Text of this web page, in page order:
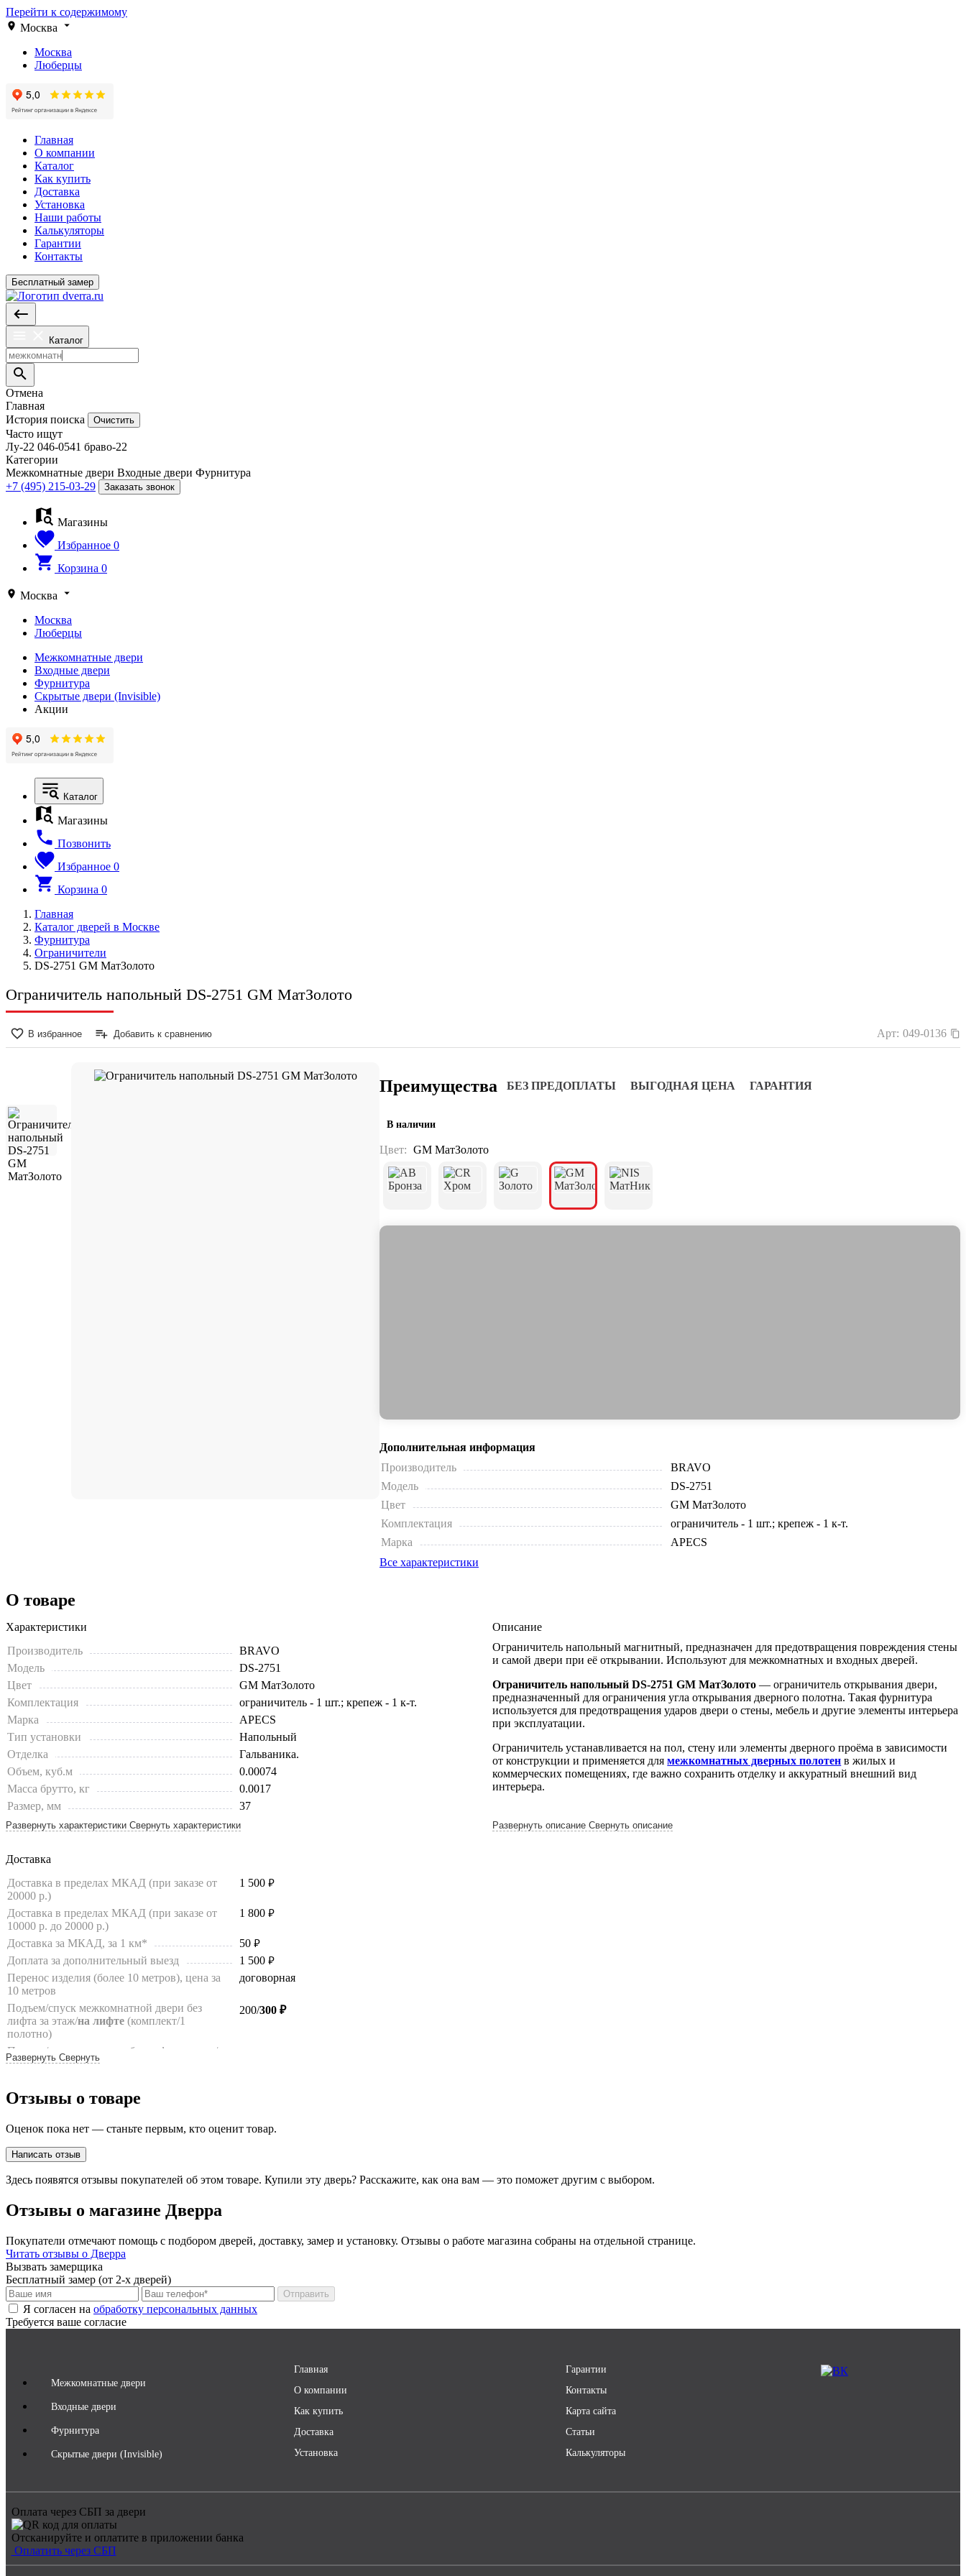
Перейти к содержимому
Москва
Москва
Люберцы
Главная
О компании
Каталог
Как купить
Доставка
Установка
Наши работы
Калькуляторы
Гарантии
Контакты
Бесплатный замер
Каталог
Отмена
Главная
История поиска
Очистить
Часто ищут
Лу-22 046-0541 браво-22
Категории
Межкомнатные двери Входные двери Фурнитура
+7 (495) 215-03-29
Заказать звонок
Магазины
Избранное 0
Корзина 0
Москва
Москва
Люберцы
Межкомнатные двери
Входные двери
Фурнитура
Скрытые двери (Invisible)
Акции
Каталог
Магазины
Позвонить
Избранное 0
Корзина 0
Главная
Каталог дверей в Москве
Фурнитура
Ограничители
DS-2751 GM МатЗолото
Ограничитель напольный DS-2751 GM МатЗолото
В избранное Добавить к сравнению Арт: 049-0136
Преимущества БЕЗ ПРЕДОПЛАТЫ ВЫГОДНАЯ ЦЕНА ГАРАНТИЯ
В наличии
Цвет: GM МатЗолото
Дополнительная информация
Производитель
BRAVO
Модель
DS-2751
Цвет
GM МатЗолото
Комплектация
ограничитель - 1 шт.; крепеж - 1 к-т.
Марка
APECS
Все характеристики
О товаре
Характеристики
Производитель
BRAVO
Модель
DS-2751
Цвет
GM МатЗолото
Комплектация
ограничитель - 1 шт.; крепеж - 1 к-т.
Марка
APECS
Тип установки
Напольный
Отделка
Гальваника.
Объем, куб.м
0.00074
Масса брутто, кг
0.0017
Размер, мм
37
Развернуть характеристики Свернуть характеристики
Описание
Ограничитель напольный магнитный, предназначен для предотвращения повреждения стены
и самой двери при её открывании. Используют для межкомнатных и входных дверей.
Ограничитель напольный DS-2751 GM МатЗолото — ограничитель открывания двери,
предназначенный для ограничения угла открывания дверного полотна. Такая фурнитура
используется для предотвращения ударов двери о стены, мебель и другие элементы интерьера
при эксплуатации.
Ограничитель устанавливается на пол, стену или элементы дверного проёма в зависимости
от конструкции и применяется длямежкомнатных дверных полотен в жилых и
коммерческих помещениях, где важно сохранить отделку и аккуратный внешний вид
интерьера.
Развернуть описание Свернуть описание
Доставка
Доставка в пределах МКАД (при заказе от
20000 р.)
1 500 руб.
Доставка в пределах МКАД (при заказе от
10000 р. до 20000 р.)
1 800 руб.
Доставка за МКАД, за 1 км* 50 руб.
Доплата за дополнительный выезд 1 500 руб.
Перенос изделия (более 10 метров), цена за
10 метров
договорная
Подъем/спуск межкомнатной двери без
лифта за этаж/на лифте (комплект/1
полотно)
200/300 ₽
Подъем/спуск погонажа без лифта за этаж/на
лифте (до 10 шт.)
на лифте(до 10 кг)
Подъем/спуск дверной коробки от входной
металлической двери вручную, за этаж
этаж до 120 кг/
двери, стоимостью до 25 т.р./25 т.р.-35 т.р./
700
Самовывоз со склада поставщика Браво
Развернуть Свернуть
Отзывы о товаре
Оценок пока нет — станьте первым, кто оценит товар.
Написать отзыв
Здесь появятся отзывы покупателей об этом товаре. Купили эту дверь? Расскажите, как она вам — это поможет другим с выбором.
Отзывы о магазине Дверра
Покупатели отмечают помощь с подбором дверей, доставку, замер и установку. Отзывы о работе магазина собраны на отдельной странице.
Читать отзывы о Дверра
Вызвать замерщика
Бесплатный замер (от 2-х дверей)
Отправить
Я согласен на обработку персональных данных
Требуется ваше согласие
Межкомнатные двери
Входные двери
Фурнитура
Скрытые двери (Invisible)
Главная
О компании
Как купить
Доставка
Установка
Гарантии
Контакты
Карта сайта
Статьи
Калькуляторы
Оплата через СБП за двери
Отсканируйте и оплатите в приложении банка
Оплатить через СБП